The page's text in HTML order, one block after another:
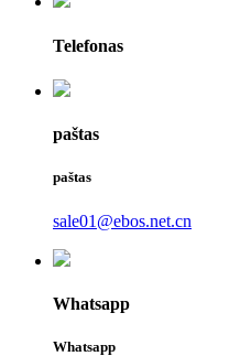
Telefonas
paštas
paštas
sale01@ebos.net.cn
Whatsapp
Whatsapp